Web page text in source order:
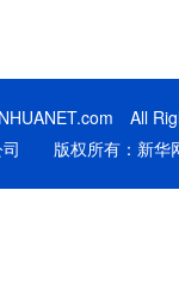
All
司 版权所有：新华